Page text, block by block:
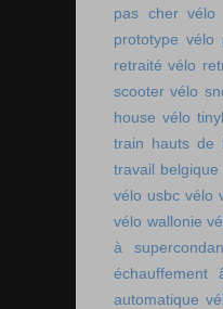
pas cher vélo
prototype vélo
retraité vélo
scooter vélo
house vélo
train hauts de
travail belgique
vélo usbc vélo
vélo wallonie
à
échauffement
automatique